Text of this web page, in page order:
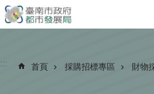
跳到主要內容區塊
::: 首頁 採購招標專區 財物